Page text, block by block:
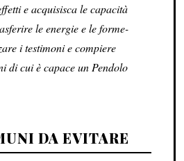
e acquisisca le capacità
le energie e le forme-
i testimoni e compiere
di cui è capace un Pendolo
DA EVITARE